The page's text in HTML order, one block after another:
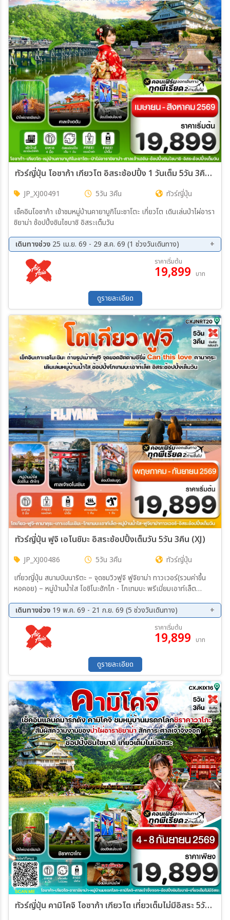
ทัวร์ญี่ปุ่น โอซาก้า เกียวโต อิสระช้อปปิ้ง 1 วันเต็ม 5วัน 3คืน (XJ)
JP_XJ00491 5วัน 3คืน
ทัวร์ญี่ปุ่น
เช็คอินโอซาก้า เข้าชมหมู่บ้านคายาบูกิโนะชาโตะ เกี่ยวโต เดินเล่นป่าไผ่อารา
ชิยาม่า ช้อปปิ้งชินไซบาชิ อิสระเต็มวัน
เดินทางช่วง 25 เม.ย. 69 - 29 ส.ค. 69 (1 ช่วงวันเดินทาง)
25 ส.ค. 69 - 29 ส.ค. 69 ราคาเริ่มต้น
19,899 บาท
ดูรายละเอียด
ทัวร์ญี่ปุ่น ฟูจิ เอโนชิมะ อิสระช้อปปิ้งเต็มวัน 5วัน 3คืน (XJ)
JP_XJ00486 5วัน 3คืน
ทัวร์ญี่ปุ่น
เที่ยวญี่ปุ่น สนามบินนาริตะ – จุดชมวิวฟูจิ ฟูจิยาม่า ทาวเวอร์(รวมค่าขึ้น
หอคอย) – หมู่บ้านน้ำใส โอชิโนะฮักไก - โกเทมบะ พรีเมี่ยมเอาท์เล็ต
นากามิเสะ – ท่าเรือนิชิอุระ – อิออนมอลล์ อิสระช้อปปิ้ง และ อิสระท่อง
เที่ยวตามอัธยาศัย หรือ เที่ยวสวนสนุกโตเกียวดิสนีย์แลนด์
เดินทางช่วง 19 พ.ค. 69 - 21 ก.ย. 69 (5 ช่วงวันเดินทาง)
22 ส.ค. 69 - 26 ส.ค. 69
29 ส.ค. 69 - 02 ก.ย. 69
05 ก.ย. 69 - 09 ก.ย. 69
10 ก.ย. 69 - 14 ก.ย. 69
17 ก.ย. 69 - 21 ก.ย. 69
ราคาเริ่มต้น
19,899 บาท
ดูรายละเอียด
ทัวร์ญี่ปุ่น คามิโคจิ โอซาก้า เกียวโต เที่ยวเต็มไม่มีอิสระ 5วัน 3คืน (XJ)